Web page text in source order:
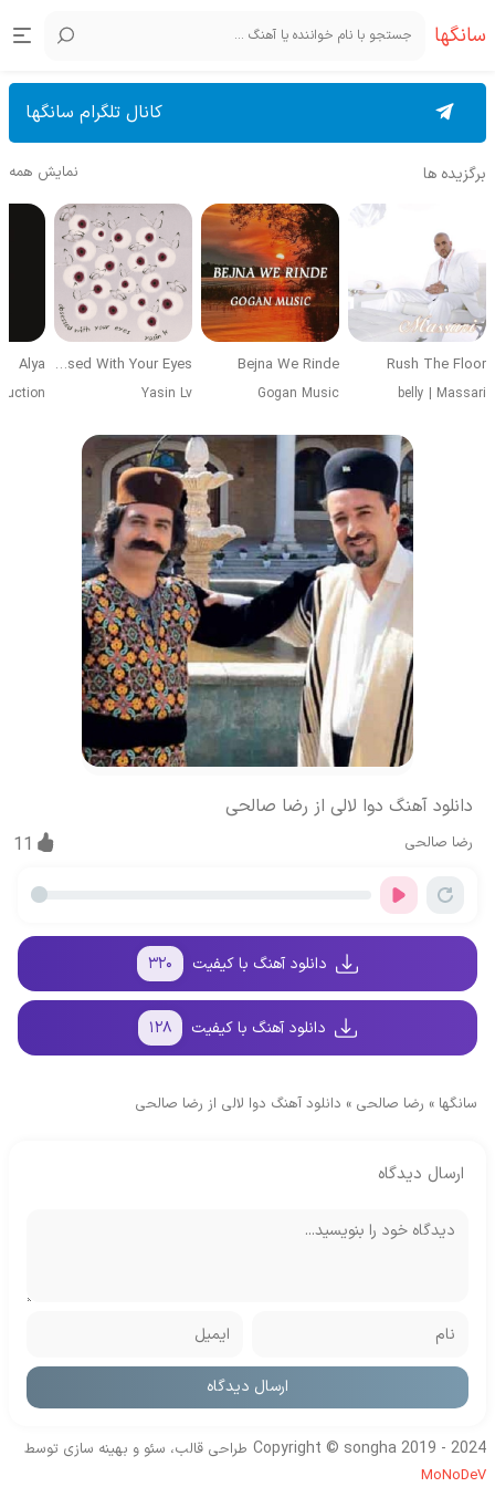
سانگها
کانال تلگرام سانگها
برگزیده ها نمایش همه
Rush The Floor
belly | Massari
Bejna We Rinde
Gogan Music
Obsessed With Your Eyes
Yasin Lv
Alya
دانلود آهنگ دوا لالی از رضا صالحی
رضا صالحی 11
دانلود آهنگ با کیفیت ۳۲۰
دانلود آهنگ با کیفیت ۱۲۸
سانگها » رضا صالحی » دانلود آهنگ دوا لالی از رضا صالحی
ارسال دیدگاه
Copyright © songha 2019 - 2024 طراحی قالب، سئو و بهینه سازی توسط
MoNoDeV